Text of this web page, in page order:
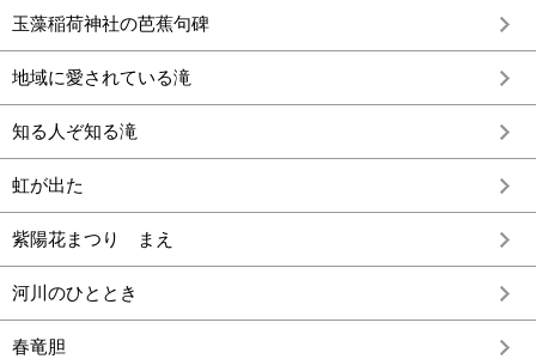
玉藻稲荷神社の芭蕉句碑
地域に愛されている滝
知る人ぞ知る滝
虹が出た
紫陽花まつり まえ
河川のひととき
春竜胆